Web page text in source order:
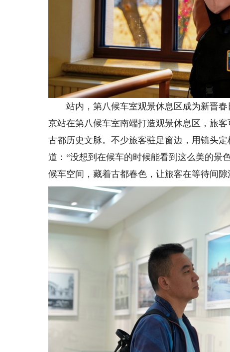
站内，第八候车室观景休息区成为新晋春
京站在第八候车室南端打造观景休息区，旅
古都历史文脉。不少旅客驻足窗边，用镜头
道：“没想到在候车的时候能看到这么美的景
候车空间，藏着古都春色，让旅客在等待间